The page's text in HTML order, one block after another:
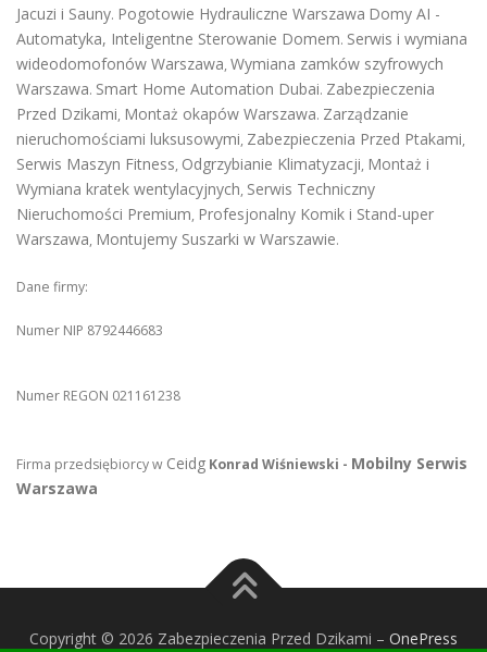
Jacuzi i Sauny. Pogotowie Hydrauliczne Warszawa Domy AI -
Automatyka, Inteligentne Sterowanie Domem. Serwis i wymiana
wideodomofonów Warszawa, Wymiana zamków szyfrowych
Warszawa. Smart Home Automation Dubai. Zabezpieczenia
Przed Dzikami, Montaż okapów Warszawa. Zarządzanie
nieruchomościami luksusowymi, Zabezpieczenia Przed Ptakami,
Serwis Maszyn Fitness, Odgrzybianie Klimatyzacji, Montaż i
Wymiana kratek wentylacyjnych, Serwis Techniczny
Nieruchomości Premium, Profesjonalny Komik i Stand-uper
Warszawa, Montujemy Suszarki w Warszawie.
Dane firmy:
Numer NIP 8792446683
Numer REGON 021161238
Firma przedsiębiorcy w Ceidg Konrad Wiśniewski - Mobilny Serwis
Warszawa
Copyright © 2026 Zabezpieczenia Przed Dzikami – OnePress